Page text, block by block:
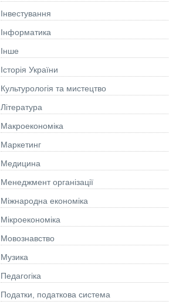
Інвестування
Інформатика
Інше
Історія України
Культурологія та мистецтво
Літературa
Макроекономіка
Маркетинг
Медицина
Менеджмент організації
Міжнародна економіка
Мікроекономіка
Мовознавство
Музика
Педагогіка
Податки, податкова система